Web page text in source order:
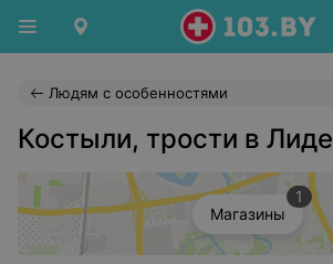
Людям с особенностями
Костыли, трости в Лиде
Магазины
1